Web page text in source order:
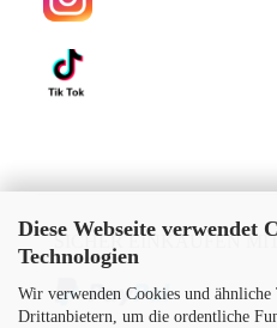
Diese Webseite verwendet
Technologien
Wir verwenden Cookies und ähnliche
Drittanbietern, um die ordentliche
SICHER EINKAUFEN MIT